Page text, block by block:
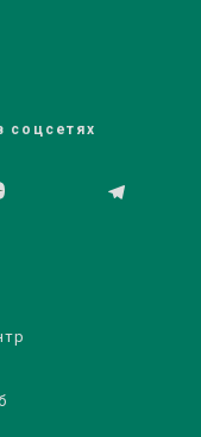
соцсетях